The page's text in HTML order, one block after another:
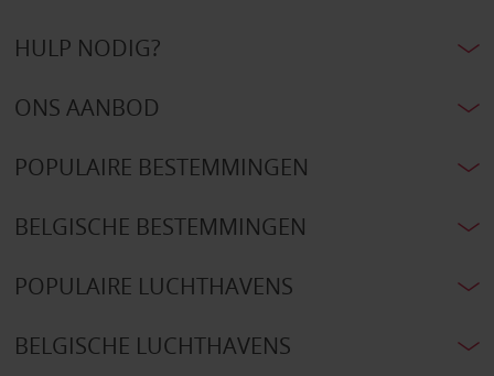
HULP NODIG?
ONS AANBOD
POPULAIRE BESTEMMINGEN
BELGISCHE BESTEMMINGEN
POPULAIRE LUCHTHAVENS
BELGISCHE LUCHTHAVENS